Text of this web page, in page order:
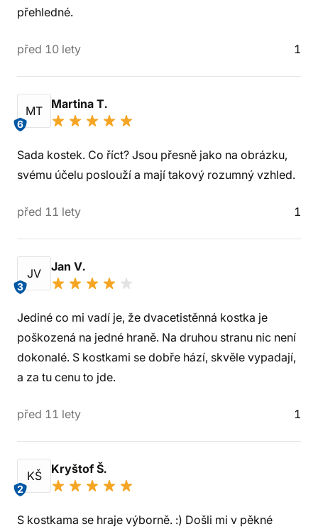
přehledné.
před 10 lety 1
MT
6
Martina T.
Sada kostek. Co říct? Jsou přesně jako na obrázku,
svému účelu poslouží a mají takový rozumný vzhled.
před 11 lety 1
JV
3
Jan V.
Jediné co mi vadí je, že dvacetistěnná kostka je
poškozená na jedné hraně. Na druhou stranu nic není
dokonalé. S kostkami se dobře hází, skvěle vypadají,
a za tu cenu to jde.
před 11 lety 1
KŠ
2
Kryštof Š.
S kostkama se hraje výborně. :) Došli mi v pěkné